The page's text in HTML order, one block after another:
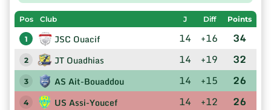
Pos Club J Diff Points
1 JSC Ouacif 14 +16 34
2 JT Ouadhias 14 +19 32
3 AS Ait-Bouaddou 14 +15 26
4 US Assi-Youcef 14 +12 26